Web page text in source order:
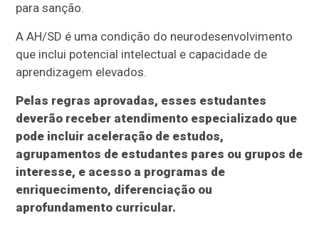
para sanção.
A AH/SD é uma condição do neurodesenvolvimento
que inclui potencial intelectual e capacidade de
aprendizagem elevados.
Pelas regras aprovadas, esses estudantes
deverão receber atendimento especializado que
pode incluir aceleração de estudos,
agrupamentos de estudantes pares ou grupos de
interesse, e acesso a programas de
enriquecimento, diferenciação ou
aprofundamento curricular.